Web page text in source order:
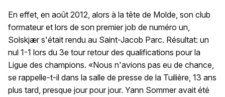
En effet, en août 2012, alors à la tête de Molde, son club
formateur et lors de son premier job de numéro un,
Solskjær s'était rendu au Saint-Jacob Parc. Résultat: un
nul 1-1 lors du 3e tour retour des qualifications pour la
Ligue des champions. «Nous n'avions pas eu de chance,
se rappelle-t-il dans la salle de presse de la Tuilière, 13 ans
plus tard, presque jour pour jour. Yann Sommer avait été